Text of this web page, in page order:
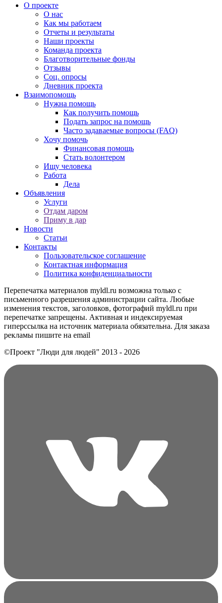
О проекте
О нас
Как мы работаем
Отчеты и результаты
Наши проекты
Команда проекта
Благотворительные фонды
Отзывы
Соц. опросы
Дневник проекта
Взаимопомощь
Нужна помощь
Как получить помощь
Подать запрос на помощь
Часто задаваемые вопросы (FAQ)
Хочу помочь
Финансовая помощь
Стать волонтером
Ищу человека
Работа
Дела
Объявления
Услуги
Отдам даром
Приму в дар
Новости
Статьи
Контакты
Пользовательское соглашение
Контактная информация
Политика конфиденциальности
Перепечатка материалов myldl.ru возможна только с
письменного разрешения администрации сайта. Любые
изменения текстов, заголовков, фотографий myldl.ru при
перепечатке запрещены. Активная и индексируемая
гиперссылка на источник материала обязательна. Для заказа
рекламы пишите на еmail
©Проект "Люди для людей" 2013 - 2026